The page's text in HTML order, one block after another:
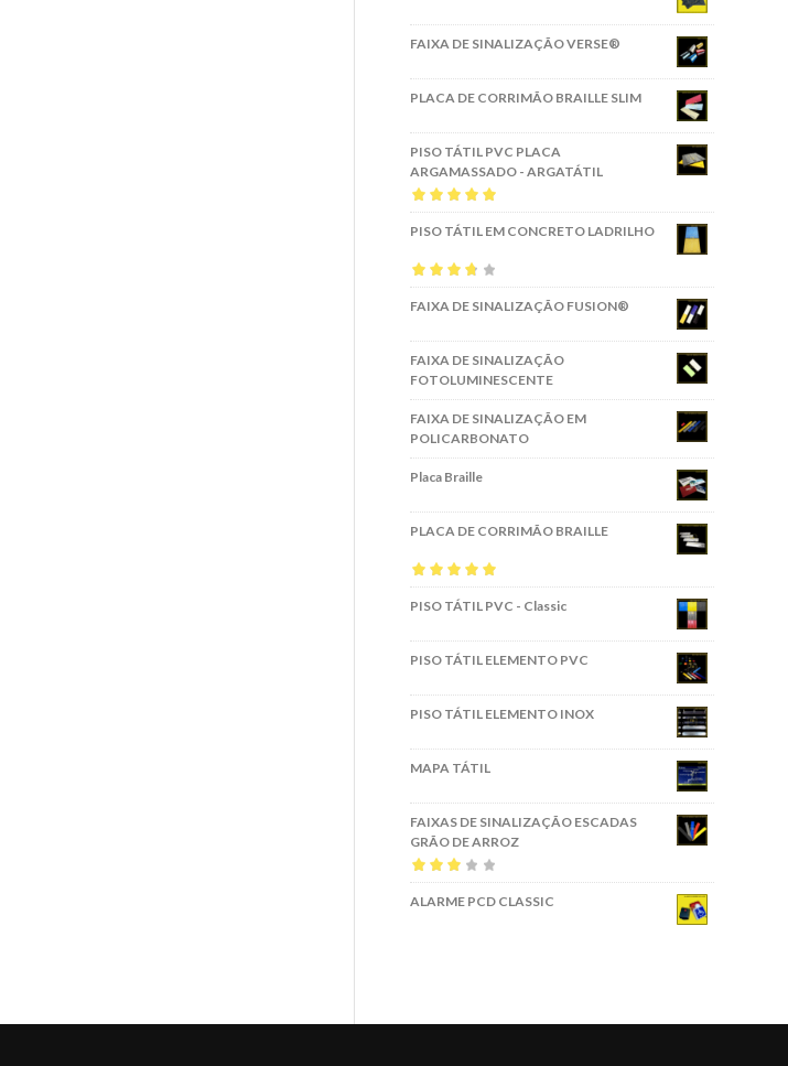
FAIXA DE SINALIZAÇÃO VERSE®
PLACA DE CORRIMÃO BRAILLE SLIM
PISO TÁTIL PVC PLACA
ARGAMASSADO - ARGATÁTIL
Avaliação5.00
de 5
PISO TÁTIL EM CONCRETO LADRILHO
Avaliação
3.67de 5
FAIXA DE SINALIZAÇÃO FUSION®
FAIXA DE SINALIZAÇÃO
FOTOLUMINESCENTE
FAIXA DE SINALIZAÇÃO EM
POLICARBONATO
Placa Braille
PLACA DE CORRIMÃO BRAILLE
Avaliação5.00
de 5
PISO TÁTIL PVC - Classic
PISO TÁTIL ELEMENTO PVC
PISO TÁTIL ELEMENTO INOX
MAPA TÁTIL
FAIXAS DE SINALIZAÇÃO ESCADAS
GRÃO DE ARROZ
Avaliação
3.00de 5
ALARME PCD CLASSIC